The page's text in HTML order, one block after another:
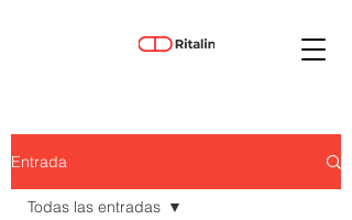
Entrada
Todas las entradas